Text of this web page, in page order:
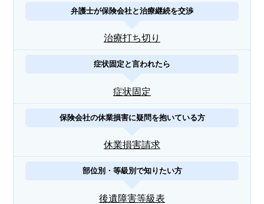
弁護士が保険会社と治療継続を交渉
治療打ち切り
症状固定と言われたら
症状固定
保険会社の休業損害に疑問を抱いている方
休業損害請求
部位別・等級別で知りたい方
後遺障害等級表